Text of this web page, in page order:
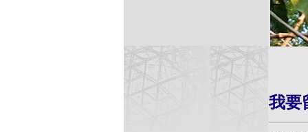
我要